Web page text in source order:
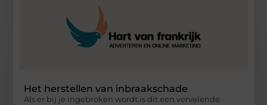
Het herstellen van inbraakschade
Als er bij je ingebroken wordt is dit een vervelende